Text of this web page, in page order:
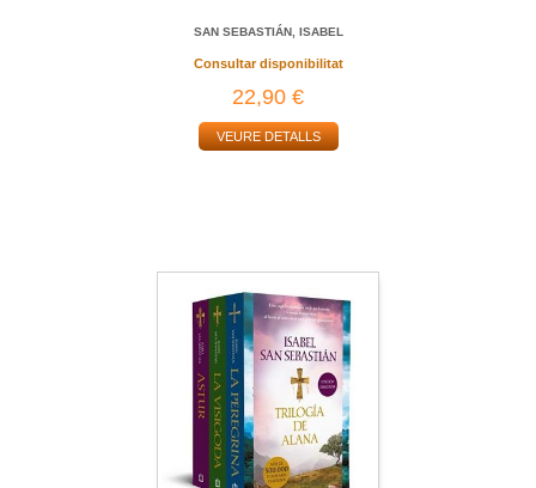
SAN SEBASTIÁN, ISABEL
Consultar disponibilitat
22,90 €
VEURE DETALLS